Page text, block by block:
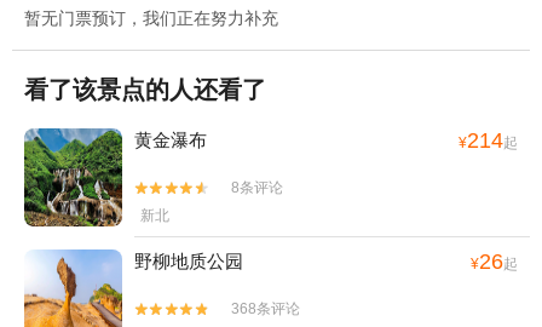
暂无门票预订，我们正在努力补充
看了该景点的人还看了
黄金瀑布 ¥214起


8条评论
新北
野柳地质公园 ¥26起


368条评论